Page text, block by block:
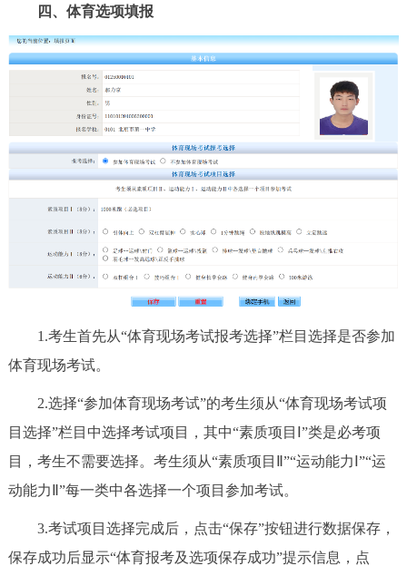
ESPAÑOL
ITALIANO
回到顶部
四、体育选项填报
1.考生首先从“体育现场考试报考选择”栏目选择是否参加
体育现场考试。
2.选择“参加体育现场考试”的考生须从“体育现场考试项
目选择”栏目中选择考试项目，其中“素质项目Ⅰ”类是必考项
目，考生不需要选择。考生须从“素质项目Ⅱ”“运动能力Ⅰ”“运
动能力Ⅱ”每一类中各选择一个项目参加考试。
3.考试项目选择完成后，点击“保存”按钮进行数据保存，
保存成功后显示“体育报考及选项保存成功”提示信息，点